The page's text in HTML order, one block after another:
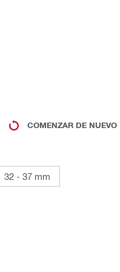
COMENZAR DE NUEVO
32 - 37 mm